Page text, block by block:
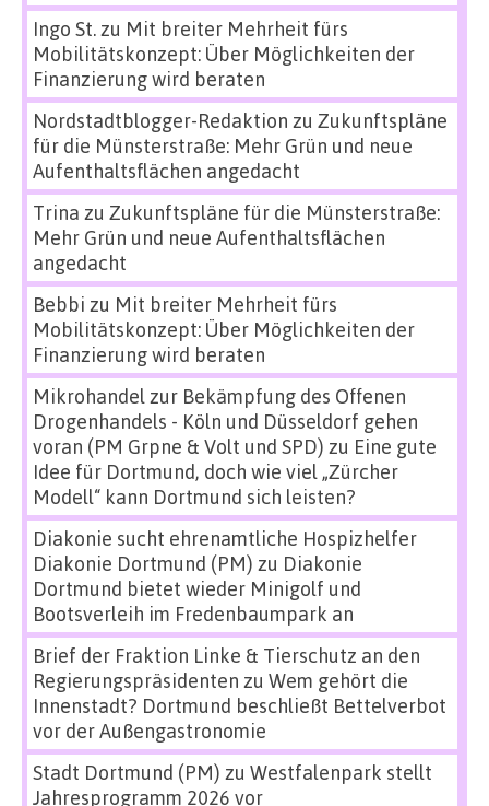
Ingo St.zu Mit breiter Mehrheit fürs
Mobilitätskonzept: Über Möglichkeiten der
Finanzierung wird beraten
Nordstadtblogger-Redaktion zu Zukunftspläne
für die Münsterstraße: Mehr Grün und neue
Aufenthaltsflächen angedacht
Trina zu Zukunftspläne für die Münsterstraße:
Mehr Grün und neue Aufenthaltsflächen
angedacht
Bebbi zu Mit breiter Mehrheit fürs
Mobilitätskonzept: Über Möglichkeiten der
Finanzierung wird beraten
Mikrohandel zur Bekämpfung des Offenen
Drogenhandels - Köln und Düsseldorf gehen
voran (PM Grpne & Volt und SPD) zu Eine gute
Idee für Dortmund, doch wie viel „Zürcher
Modell“ kann Dortmund sich leisten?
Diakonie sucht ehrenamtliche Hospizhelfer
Diakonie Dortmund (PM) zu Diakonie
Dortmund bietet wieder Minigolf und
Bootsverleih im Fredenbaumpark an
Brief der Fraktion Linke & Tierschutz an den
Regierungspräsidenten zu Wem gehört die
Innenstadt? Dortmund beschließt Bettelverbot
vor der Außengastronomie
Stadt Dortmund (PM) zu Westfalenpark stellt
Jahresprogramm 2026 vor